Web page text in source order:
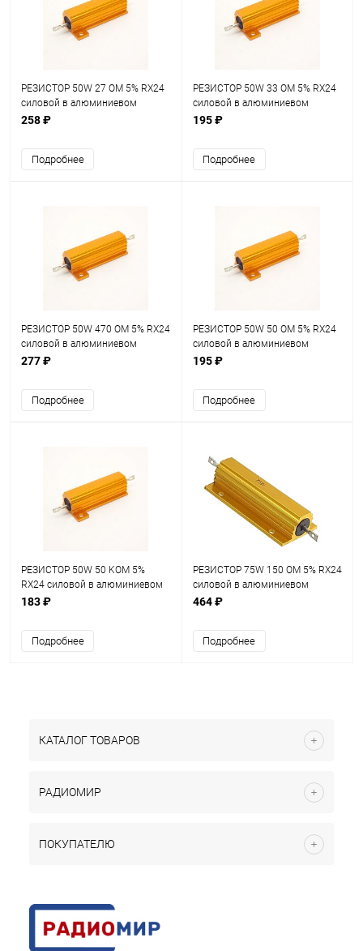
РЕЗИСТОР 50W 27 OM 5% RX24
силовой в алюминиевом
корпусе
258 ₽
Подробнее
РЕЗИСТОР 50W 33 OM 5% RX24
силовой в алюминиевом
корпусе
195 ₽
Подробнее
РЕЗИСТОР 50W 470 OM 5% RX24
силовой в алюминиевом
корпусе
277 ₽
Подробнее
РЕЗИСТОР 50W 50 OM 5% RX24
силовой в алюминиевом
корпусе
195 ₽
Подробнее
РЕЗИСТОР 50W 50 KOM 5%
RX24 силовой в алюминиевом
корпусе
183 ₽
Подробнее
РЕЗИСТОР 75W 150 OM 5% RX24
силовой в алюминиевом
корпусе
464 ₽
Подробнее
КАТАЛОГ ТОВАРОВ
РАДИОМИР
ПОКУПАТЕЛЮ